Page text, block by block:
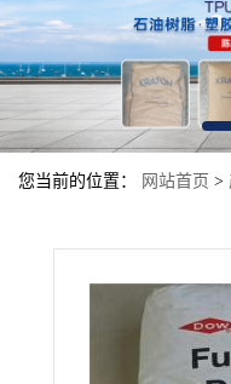
您当前的位置： 网站首页 >